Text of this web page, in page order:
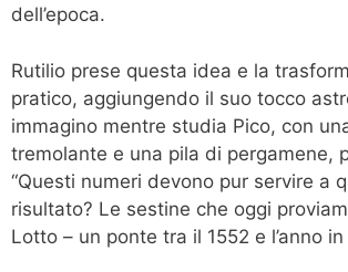
dell’epoca.
Rutilio prese questa idea e la
pratico, aggiungendo il suo tocco
immagino mentre studia Pico, con
tremolante e una pila di pergamene,
“Questi numeri devono pur servire a
risultato? Le sestine che oggi
Lotto – un ponte tra il 1552 e l’anno